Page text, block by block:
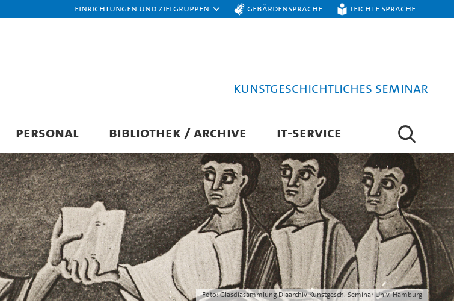
Einrichtungen und Zielgruppen Gebärdensprache Leichte Sprache
Kunstgeschichtliches Seminar
PERSONAL BIBLIOTHEK / ARCHIVE IT-SERVICE
Foto: Glasdiasammlung Diaarchiv Kunstgesch. Seminar Univ. Hamburg